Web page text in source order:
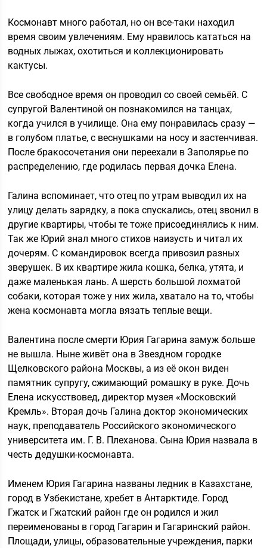
Космонавт много работал, но он все-таки находил
время своим увлечениям. Ему нравилось кататься на
водных лыжах, охотиться и коллекционировать
кактусы.
Все свободное время он проводил со своей семьёй. С
супругой Валентиной он познакомился на танцах,
когда учился в училище. Она ему понравилась сразу —
в голубом платье, с веснушками на носу и застенчивая.
После бракосочетания они переехали в Заполярье по
распределению, где родилась первая дочка Елена.
Галина вспоминает, что отец по утрам выводил их на
улицу делать зарядку, а пока спускались, отец звонил в
другие квартиры, чтобы те тоже присоединялись к ним.
Так же Юрий знал много стихов наизусть и читал их
дочерям. С командировок всегда привозил разных
зверушек. В их квартире жила кошка, белка, утята, и
даже маленькая лань. А шерсть большой лохматой
собаки, которая тоже у них жила, хватало на то, чтобы
жена космонавта могла вязать теплые вещи.
Валентина после смерти Юрия Гагарина замуж больше
не вышла. Ныне живёт она в Звездном городке
Щелковского района Москвы, а из её окон виден
памятник супругу, сжимающий ромашку в руке. Дочь
Елена искусствовед, директор музея «Московский
Кремль». Вторая дочь Галина доктор экономических
наук, преподаватель Российского экономического
университета им. Г. В. Плеханова. Сына Юрия назвала в
честь дедушки-космонавта.
Именем Юрия Гагарина названы ледник в Казахстане,
город в Узбекистане, хребет в Антарктиде. Город
Гжатск и Гжатский район где он родился и жил
переименованы в город Гагарин и Гагаринский район.
Площади, улицы, образовательные учреждения, парки